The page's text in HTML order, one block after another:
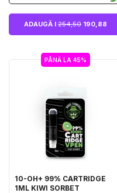
ADAUGĂ I 254,50 190,88
PÂNĂ LA 45%
10-OH+ 99% CARTRIDGE
1ML KIWI SORBET